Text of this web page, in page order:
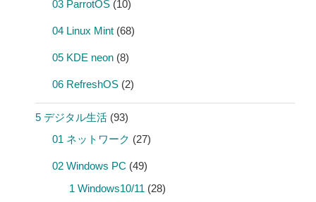
03 ParrotOS (10)
04 Linux Mint (68)
05 KDE neon (8)
06 RefreshOS (2)
5 デジタル生活 (93)
01 ネットワーク (27)
02 Windows PC (49)
1 Windows10/11 (28)